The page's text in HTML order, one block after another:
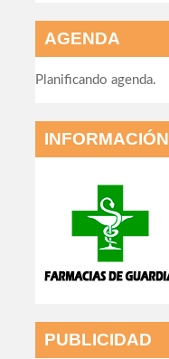
AGENDA
Planificando agenda.
INFORMACIÓN
PUBLICIDAD